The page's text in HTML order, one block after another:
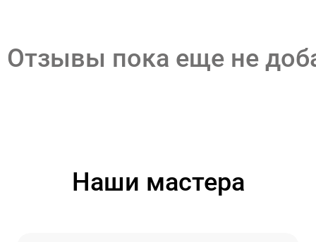
Отзывы пока еще не
Наши мастера